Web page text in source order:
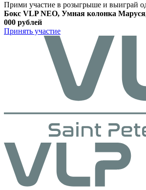
Прими участие в розыгрыше и выиграй
Бокс VLP NEO, Умная колонка
000 рублей
Принять участие